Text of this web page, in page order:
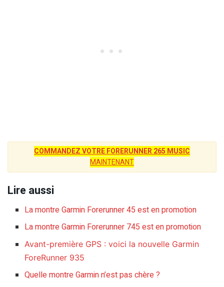
COMMANDEZ VOTRE FORERUNNER 265 MUSIC
MAINTENANT
Lire aussi
La montre Garmin Forerunner 45 est en promotion
La montre Garmin Forerunner 745 est en promotion
Avant-première GPS : voici la nouvelle Garmin
ForeRunner 935
Quelle montre Garmin n’est pas chère ?